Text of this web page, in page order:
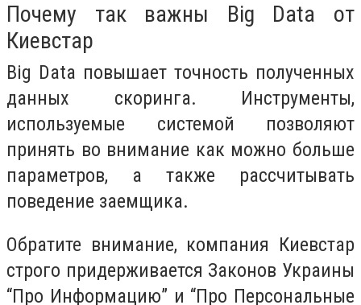
Почему так важны Big Data от
Киевстар
Big Data повышает точность полученных
данных скоринга. Инструменты,
используемые системой позволяют
принять во внимание как можно больше
параметров, а также рассчитывать
поведение заемщика.
Обратите внимание, компания Киевстар
строго придерживается Законов Украины
“Про Информацию” и “Про Персональные